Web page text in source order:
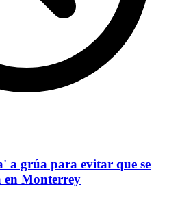
a grúa para evitar que se
en Monterrey